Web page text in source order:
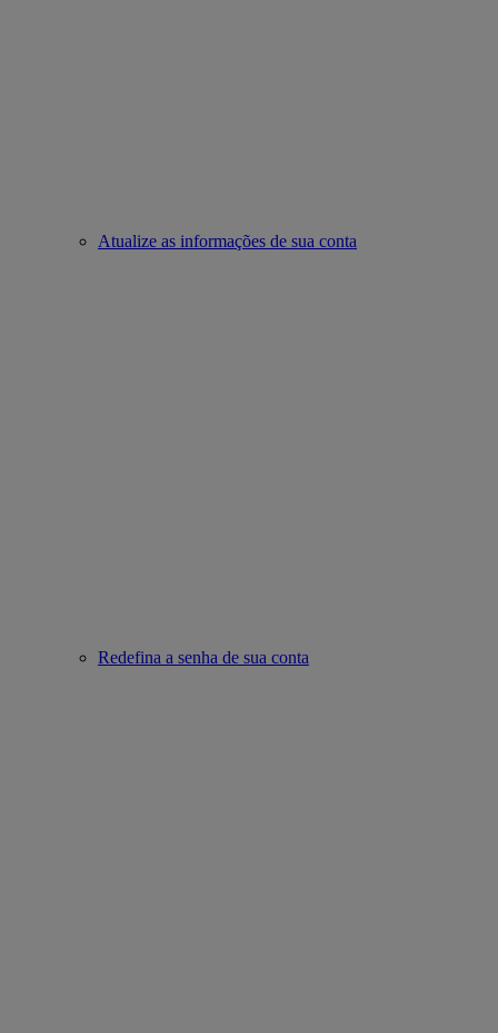
Atualize as informações de sua conta
Redefina a senha de sua conta